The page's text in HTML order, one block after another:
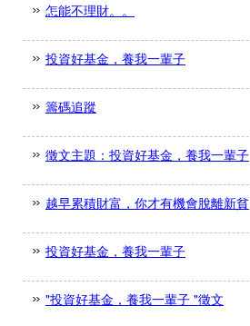
怎能不理財。。
投資好基金，養我一輩子
籌碼追蹤
徵文主題：投資好基金，養我一輩子
越早累積財富，你才有機會脫離新貧
投資好基金，養我一輩子
"投資好基金，養我一輩子 "徵文